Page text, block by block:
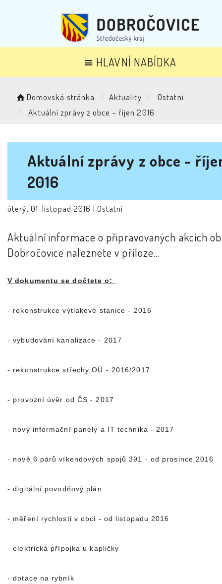
HLAVNÍ NABÍDKA
Domovská stránka Aktuality
Ostatní
Aktuální zprávy z obce - říjen 2016
Aktuální zprávy z obce -
2016
úterý, 01. listopad 2016 | Ostatní
Aktuální informace o připravovaných akcích
Dobročovice naleznete v příloze...
V dokumentu se dočtete o:
- rekonstrukce výtlakové stanice - 2016
- vybudování kanalizace - 2017
- rekonstrukce střechy OÚ - 2016/2017
- provozní úvěr od ČS - 2017
- nový informační panely a IT technika - 2017
- nově 6 párů víkendových spojů 391 - od prosince 2016
- digitální povodňový plán
- měření rychlosti v obci - od listopadu 2016
- elektrická přípojka u kapličky
- dotace na rybník